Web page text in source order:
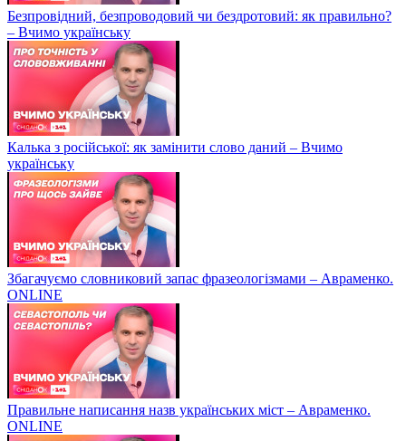
Безпровідний, безпроводовий чи бездротовий: як правильно?
– Вчимо українську
Калька з російської: як замінити слово даний – Вчимо
українську
Збагачуємо словниковий запас фразеологізмами – Авраменко.
ONLINE
Правильне написання назв українських міст – Авраменко.
ONLINE